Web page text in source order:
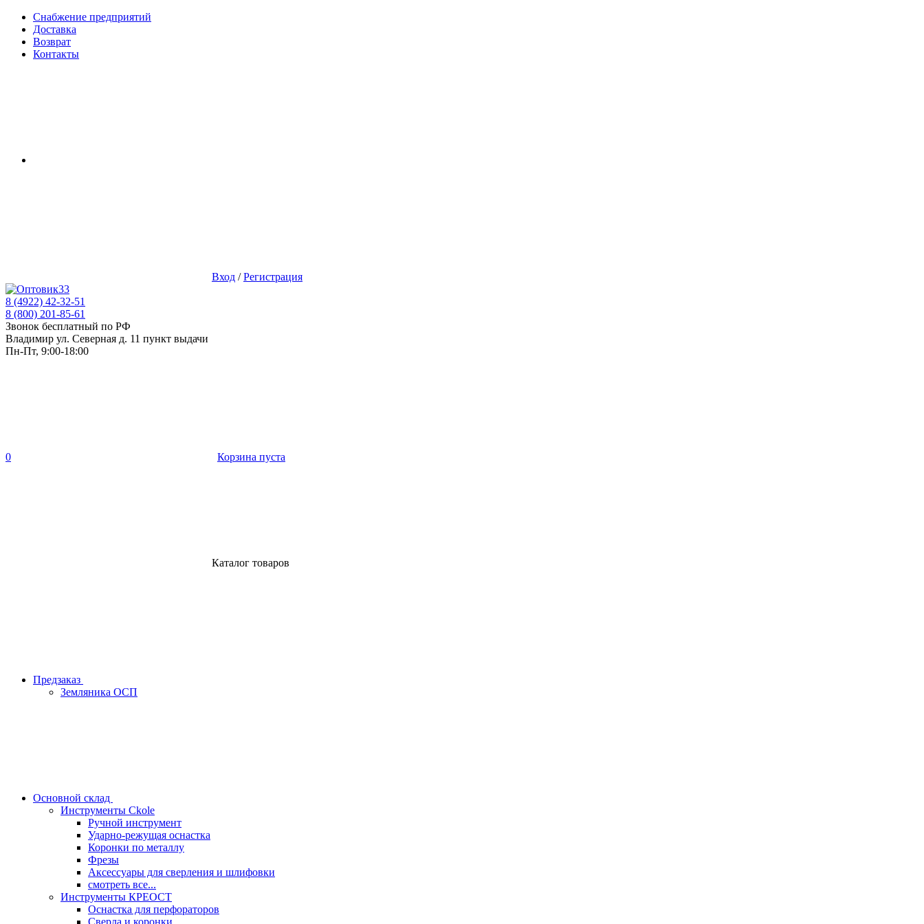
Снабжение предприятий
Доставка
Возврат
Контакты
Вход /Регистрация
8 (4922) 42-32-51
8 (800) 201-85-61
Звонок бесплатный по РФ
Владимир ул. Северная д. 11 пункт выдачи
Пн-Пт, 9:00-18:00
0 Корзина пуста
Каталог товаров
Предзаказ
Земляника ОСП
Основной склад
Инструменты Ckole
Ручной инструмент
Ударно‑режущая оснастка
Коронки по металлу
Фрезы
Аксессуары для сверления и шлифовки
смотреть все...
Инструменты КРЕОСТ
Оснастка для перфораторов
Сверла и коронки